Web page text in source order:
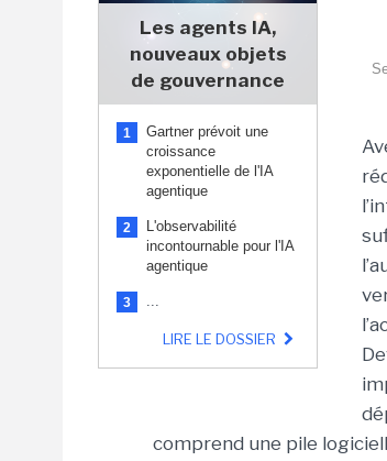
Les agents IA,
nouveaux objets
de gouvernance
1
Gartner prévoit une
croissance
exponentielle de l'IA
agentique
2
L'observabilité
incontournable pour l'IA
agentique
3 ...
LIRE LE DOSSIER
comprend une pile